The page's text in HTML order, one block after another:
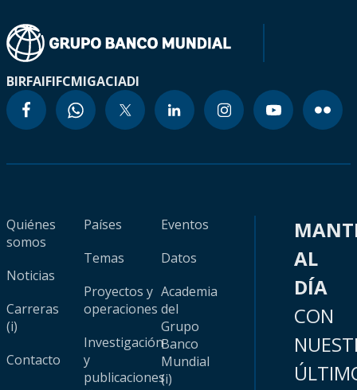
BIRFAIFIFCMIGACIADI
Quiénes
somos
Noticias
Carreras
(i)
Contacto
Países
Temas
Proyectos y
operaciones
Investigación
y
publicaciones
Eventos
Datos
Academia
del
Grupo
Banco
Mundial
(i)
AL
DÍA
CON